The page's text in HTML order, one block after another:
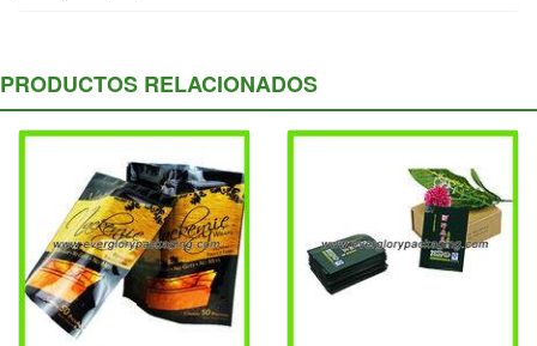
PRODUCTOS RELACIONADOS